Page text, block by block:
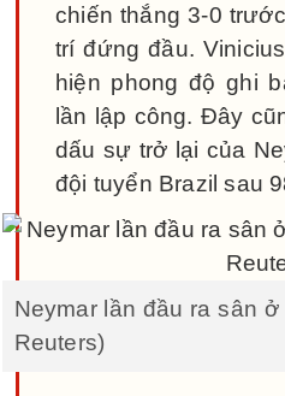
chiến thắng 3-0
trí đứng đầu.
hiện phong độ ghi
lần lập công. Đây
dấu sự trở lại của
đội tuyển Brazil sau
Neymar lần đầu ra sân
Reuters)